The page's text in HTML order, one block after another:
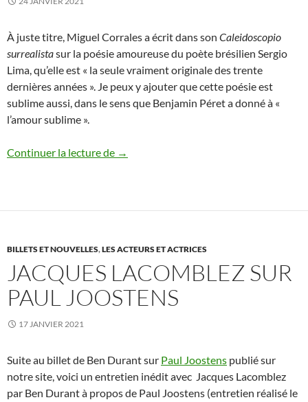
À juste titre, Miguel Corrales a écrit dans son Caleidoscopio
surrealistasur la poésie amoureuse du poète brésilien Sergio
Lima, qu’elle est « la seule vraiment originale des trente
dernières années ». Je peux y ajouter que cette poésie est
sublime aussi, dans le sens que Benjamin Péret a donné à «
l’amour sublime ».
Continuer la lecture de La poésie de Sergio Lima
→
BILLETS ET NOUVELLES,LES ACTEURS ET ACTRICES
JACQUES LACOMBLEZ SUR
PAUL JOOSTENS
17 JANVIER 2021
Suite au billet de Ben Durant sur Paul Joostens publié sur
notre site, voici un entretien inédit avec Jacques Lacomblez
par Ben Durant à propos de Paul Joostens (entretien réalisé le